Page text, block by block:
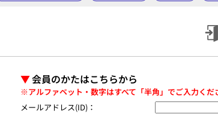
▼会員のかたはこちらから
※アルファベット・数字はすべて「半角」でご入力くだ
メールアドレス(ID)：